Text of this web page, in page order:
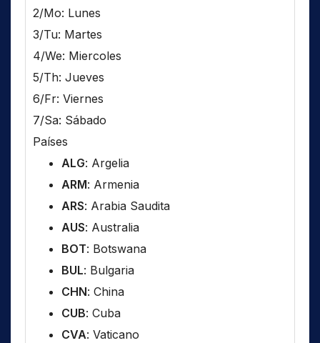
2/Mo: Lunes
3/Tu: Martes
4/We: Miercoles
5/Th: Jueves
6/Fr: Viernes
7/Sa: Sábado
Países
ALG: Argelia
ARM: Armenia
ARS: Arabia Saudita
AUS: Australia
BOT: Botswana
BUL: Bulgaria
CHN: China
CUB: Cuba
CVA: Vaticano